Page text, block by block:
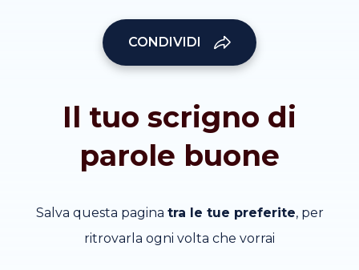
CONDIVIDI
Il tuo scrigno di
parole buone
Salva questa pagina tra le tue preferite, per
ritrovarla ogni volta che vorrai